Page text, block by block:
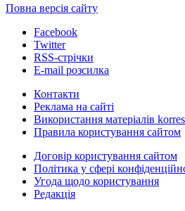
Повна версія сайту
Facebook
Twitter
RSS-стрічки
E-mail розсилка
Контакти
Реклама на сайті
Використання матеріалів
Правила користування сайтом
Договір користування сайтом
Політика у сфері
Угода щодо користування
Редакція